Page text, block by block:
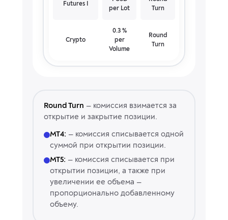
Futures I
per Lot
Turn
Crypto
0.3 %
per
Volume
Round
Turn
Round Turn — комиссия взимается за
открытие и закрытие позиции.
MT4: — комиссия списывается одной
суммой при открытии позиции.
MT5: — комиссия списывается при
открытии позиции, а также при
увеличении ее объема —
пропорционально добавленному
объему.